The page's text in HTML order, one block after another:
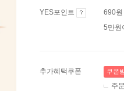
YES포인트
690원
5만원
추가혜택쿠폰 쿠폰
주